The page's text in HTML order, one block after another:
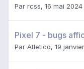
Par rcss, 16 mai 2024
Pixel 7 - bugs
Par Atletico, 19